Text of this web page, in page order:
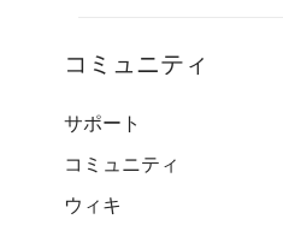
コミュニティ
サポート
コミュニティ
ウィキ